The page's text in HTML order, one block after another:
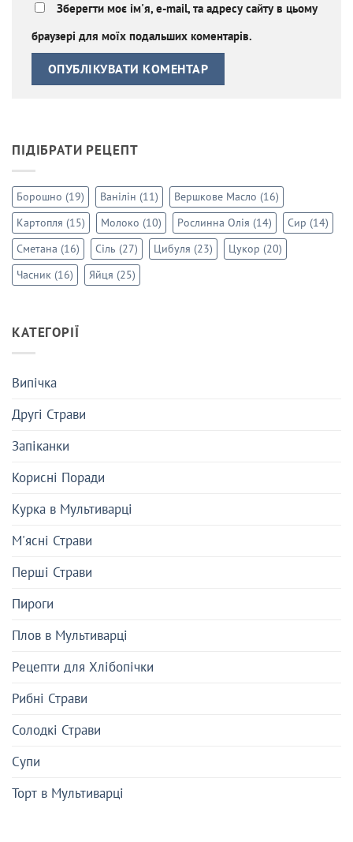
Зберегти моє ім'я, e-mail, та адресу сайту в цьому
браузері для моїх подальших коментарів.
ПІДІБРАТИ РЕЦЕПТ
Борошно (19) Ванілін (11) Вершкове Масло (16)
Картопля (15) Молоко (10) Рослинна Олія (14) Сир (14)
Сметана (16) Сіль (27) Цибуля (23) Цукор (20)
Часник (16) Яйця (25)
КАТЕГОРІЇ
Випічка
Другі Страви
Запіканки
Корисні Поради
Курка в Мультиварці
М'ясні Страви
Перші Страви
Пироги
Плов в Мультиварці
Рецепти для Хлібопічки
Рибні Страви
Солодкі Страви
Супи
Торт в Мультиварці